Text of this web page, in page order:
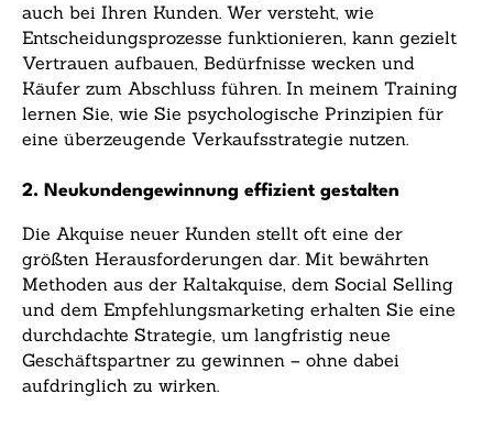
auch bei Ihren Kunden. Wer versteht, wie
Entscheidungsprozesse funktionieren, kann gezielt
Vertrauen aufbauen, Bedürfnisse wecken und
Käufer zum Abschluss führen. In meinem Training
lernen Sie, wie Sie psychologische Prinzipien für
eine überzeugende Verkaufsstrategie nutzen.
2. Neukundengewinnung effizient gestalten
Die Akquise neuer Kunden stellt oft eine der
größten Herausforderungen dar. Mit bewährten
Methoden aus der Kaltakquise, dem Social Selling
und dem Empfehlungsmarketing erhalten Sie eine
durchdachte Strategie, um langfristig neue
Geschäftspartner zu gewinnen – ohne dabei
aufdringlich zu wirken.